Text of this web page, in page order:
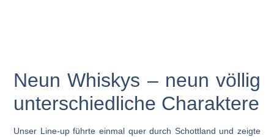
Neun Whiskys – neun völlig
unterschiedliche Charaktere
Unser Line-up führte einmal quer durch Schottland und zeigte